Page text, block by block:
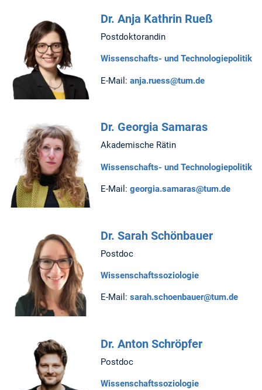
Dr. Anja Kathrin Rueß
Postdoktorandin
Wissenschafts- und Technologiepolitik
E-Mail: anja.ruess@tum.de
Dr. Georgia Samaras
Akademische Rätin
Wissenschafts- und Technologiepolitik
E-Mail: georgia.samaras@tum.de
Dr. Sarah Schönbauer
Postdoc
Wissenschaftssoziologie
E-Mail: sarah.schoenbauer@tum.de
Dr. Anton Schröpfer
Postdoc
Wissenschaftssoziologie